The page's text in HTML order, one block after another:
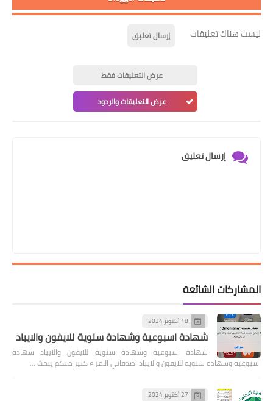
ليست هناك تعليقات إرسال تعليق
عرض التعليقات فقط
عرض التعليقات والردود
إرسال تعليق
المشاركات الشائعة
18 أكتوبر 2024
شهادة اسبوعية وشهادة سنوية للايفون والايباد
شهادة اسبوعية وشهادة سنوية للايفون والايباد شهادة
اسبوعية وشهادة سنوية للايفون والايباد اصدقائي الاعزاء كثير منكم يبحث …
27 أكتوبر 2024